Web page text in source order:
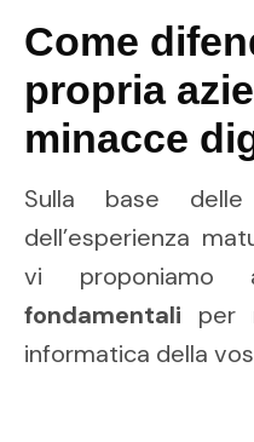
Come
propria
minacce
Sulla base
dell’esperienza
vi proponiamo
fondamentali per
informatica della